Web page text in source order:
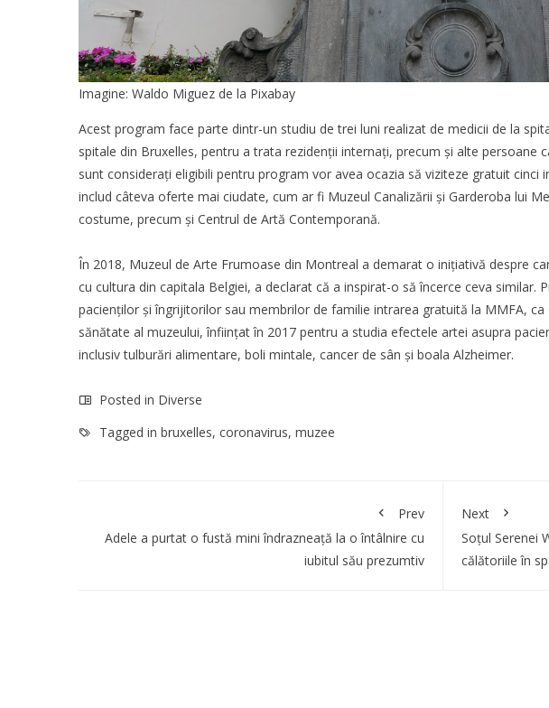
Imagine: Waldo Miguez de la Pixabay
Acest program face parte dintr-un studiu de trei luni realizat de medicii de la
spitale din Bruxelles, pentru a trata rezidenții internați, precum și alte persoane
sunt considerați eligibili pentru program vor avea ocazia să viziteze gratuit cinci
includ câteva oferte mai ciudate, cum ar fi Muzeul Canalizării și Garderoba lui
costume, precum și Centrul de Artă Contemporană.
În 2018, Muzeul de Arte Frumoase din Montreal a demarat o inițiativă despre
cu cultura din capitala Belgiei, a declarat că a inspirat-o să încerce ceva similar.
pacienților și îngrijitorilor sau membrilor de familie intrarea gratuită la MMFA,
sănătate al muzeului, înființat în 2017 pentru a studia efectele artei asupra
inclusiv tulburări alimentare, boli mintale, cancer de sân și boala Alzheimer.
Posted in Diverse
Tagged in bruxelles, coronavirus, muzee
Prev
Adele a purtat o fustă mini îndrazneață la o întâlnire cu
iubitul său prezumtiv
Next
Soțul Serenei
călătoriile în